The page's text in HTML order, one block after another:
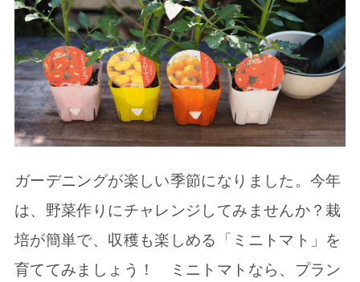
ガーデニングが楽しい季節になりました。今年
は、野菜作りにチャレンジしてみませんか？栽
培が簡単で、収穫も楽しめる「ミニトマト」を
育ててみましょう！ ミニトマトなら、プラン